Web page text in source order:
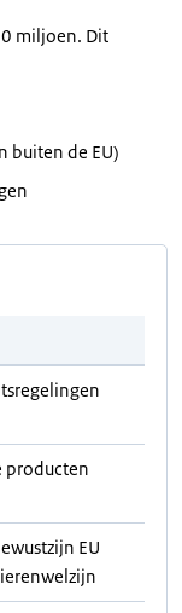
miljoen. Dit
buiten de EU)
producten
EU